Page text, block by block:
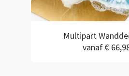
Multipart
vanaf €